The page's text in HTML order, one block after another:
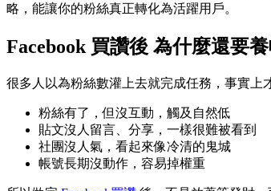
略，能讓你的粉絲真正轉化為活躍用戶。
Facebook 買讚後 為什麼還要
很多人以為粉絲數灌上去就完成任務，事實上
粉絲有了，但沒互動，觸及自然低
貼文沒人留言、分享，一樣很難被看到
社團沒人氣，看起來像冷清的鬼城
帳號長期沒動作，容易掉權重